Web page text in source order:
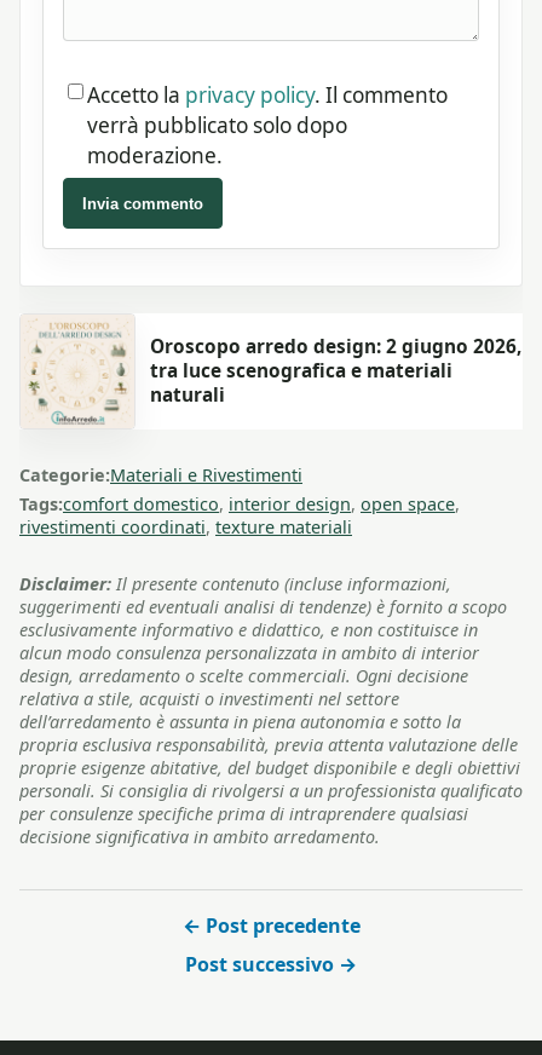
Accetto la privacy policy. Il commento
verrà pubblicato solo dopo
moderazione.
Invia commento
Oroscopo arredo design: 2 giugno 2026,
tra luce scenografica e materiali
naturali
Categorie:Materiali e Rivestimenti
Tags:comfort domestico, interior design, open space,
rivestimenti coordinati, texture materiali
Disclaimer: Il presente contenuto (incluse informazioni,
suggerimenti ed eventuali analisi di tendenze) è fornito a scopo
esclusivamente informativo e didattico, e non costituisce in
alcun modo consulenza personalizzata in ambito di interior
design, arredamento o scelte commerciali. Ogni decisione
relativa a stile, acquisti o investimenti nel settore
dell’arredamento è assunta in piena autonomia e sotto la
propria esclusiva responsabilità, previa attenta valutazione delle
proprie esigenze abitative, del budget disponibile e degli obiettivi
personali. Si consiglia di rivolgersi a un professionista qualificato
per consulenze specifiche prima di intraprendere qualsiasi
decisione significativa in ambito arredamento.
← Post precedente
Post successivo →